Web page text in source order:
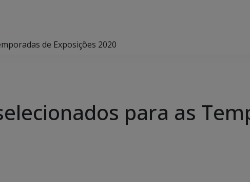
de Exposições 2020
para as